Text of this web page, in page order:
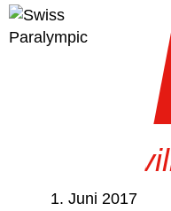
1. Juni 2017